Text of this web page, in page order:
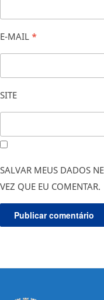
E-MAIL *
SITE
SALVAR MEUS DADOS
VEZ QUE EU COMENTAR.